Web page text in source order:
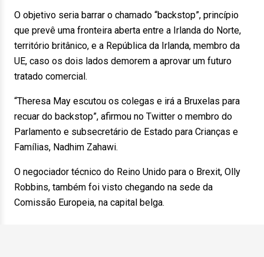
O objetivo seria barrar o chamado “backstop”, princípio
que prevê uma fronteira aberta entre a Irlanda do Norte,
território britânico, e a República da Irlanda, membro da
UE, caso os dois lados demorem a aprovar um futuro
tratado comercial.
“Theresa May escutou os colegas e irá a Bruxelas para
recuar do backstop”, afirmou no Twitter o membro do
Parlamento e subsecretário de Estado para Crianças e
Famílias, Nadhim Zahawi.
O negociador técnico do Reino Unido para o Brexit, Olly
Robbins, também foi visto chegando na sede da
Comissão Europeia, na capital belga.